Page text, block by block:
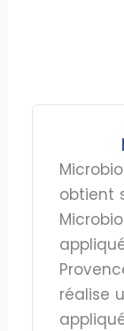
obtient
réalise